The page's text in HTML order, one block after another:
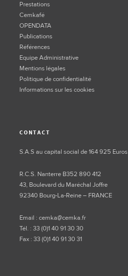
Prestations
Cemkafé
OPENDATA
Publications
Références
Equipe Administrative
Mentions légales
Politique de confidentialité
Informations sur les cookies
CONTACT
S.A.S au capital social de 164 925 Euros
R.C.S. Nanterre B352 890 412
43, Boulevard du Maréchal Joffre
92340 Bourg-La-Reine – FRANCE
Email : cemka@cemka.fr
Tél. : 33 (0)1 40 91 30 30
Fax : 33 (0)1 40 91 30 31